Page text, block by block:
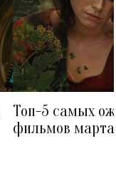
Топ-5 самых
фильмов